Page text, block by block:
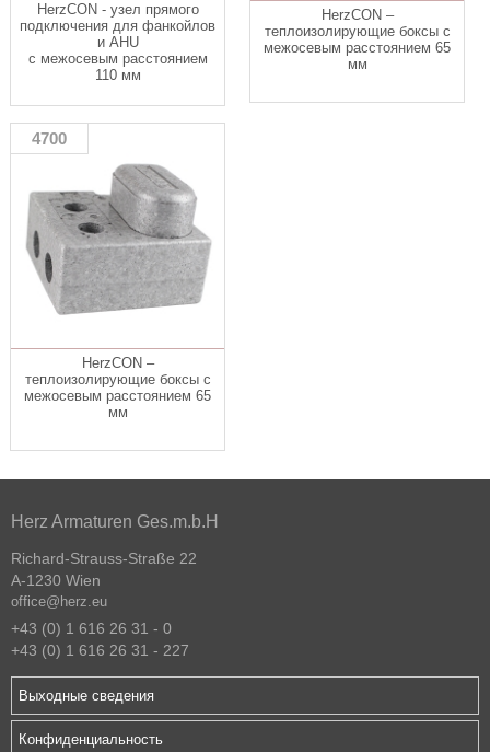
HerzCON - узел прямого
подключения для фанкойлов
и AHU
с межосевым расстоянием
110 мм
HerzCON –
теплоизолирующие боксы с
межосевым расстоянием 65
мм
4700
HerzCON –
теплоизолирующие боксы с
межосевым расстоянием 65
мм
Herz Armaturen Ges.m.b.H
Richard-Strauss-Straße 22
A-1230 Wien
office@herz.eu
+43 (0) 1 616 26 31 - 0
+43 (0) 1 616 26 31 - 227
Выходные сведения
Конфиденциальность